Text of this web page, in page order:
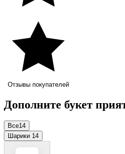
Отзывы покупателей
Дополните букет
Все14
Шарики 14